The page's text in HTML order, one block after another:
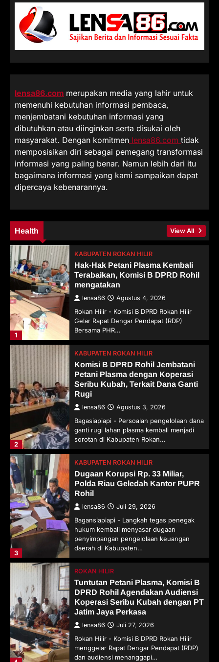
lensa86.com merupakan media yang lahir untuk
memenuhi kebutuhan informasi pembaca,
menjembatani kebutuhan informasi yang
dibutuhkan atau diinginkan serta disukai oleh
masyarakat. Dengan komitmen lensa86.com tidak
memposisikan diri sebagai pemegang transformasi
informasi yang paling benar. Namun lebih dari itu
bagaimana informasi yang kami sampaikan dapat
dipercaya kebenarannya.
Health View All
1
KABUPATEN ROKAN HILIR
Hak-Hak Petani Plasma Kembali
Terabaikan, Komisi B DPRD Rohil
mengatakan
lensa86 Agustus 4, 2026
Rokan Hilir - Komisi B DPRD Rokan Hilir
Gelar Rapat Dengar Pendapat (RDP)
Bersama PHR…
2
KABUPATEN ROKAN HILIR
Komisi B DPRD Rohil Jembatani
Petani Plasma dengan Koperasi
Seribu Kubah, Terkait Dana Ganti
Rugi
lensa86 Agustus 3, 2026
Bagasiapiapi - Persoalan pengelolaan dana
ganti rugi lahan plasma kembali menjadi
sorotan di Kabupaten Rokan…
3
KABUPATEN ROKAN HILIR
Dugaan Korupsi Rp. 33 Miliar,
Polda Riau Geledah Kantor PUPR
Rohil
lensa86 Juli 29, 2026
Bagansiapiapi - Langkah tegas penegak
hukum kembali menyasar dugaan
penyimpangan pengelolaan keuangan
daerah di Kabupaten…
ROKAN HILIR
Tuntutan Petani Plasma, Komisi B
DPRD Rohil Agendakan Audiensi
Koperasi Seribu Kubah dengan PT
Jatim Jaya Perkasa
lensa86 Juli 27, 2026
Rokan Hilir - Komisi B DPRD Rokan Hilir
menggelar Rapat Dengar Pendapat (RDP)
dan audiensi menanggapi…